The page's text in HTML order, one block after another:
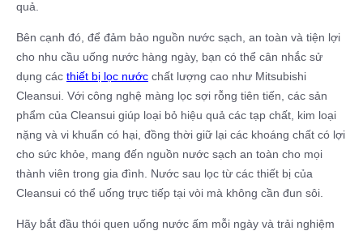
quả.
Bên cạnh đó, để đảm bảo nguồn nước sạch, an toàn và tiện lợi
cho nhu cầu uống nước hàng ngày, bạn có thể cân nhắc sử
dụng các thiết bị lọc nước chất lượng cao như Mitsubishi
Cleansui. Với công nghệ màng lọc sợi rỗng tiên tiến, các sản
phẩm của Cleansui giúp loại bỏ hiệu quả các tạp chất, kim loại
nặng và vi khuẩn có hại, đồng thời giữ lại các khoáng chất có lợi
cho sức khỏe, mang đến nguồn nước sạch an toàn cho mọi
thành viên trong gia đình. Nước sau lọc từ các thiết bị của
Cleansui có thể uống trực tiếp tại vòi mà không cần đun sôi.
Hãy bắt đầu thói quen uống nước ấm mỗi ngày và trải nghiệm